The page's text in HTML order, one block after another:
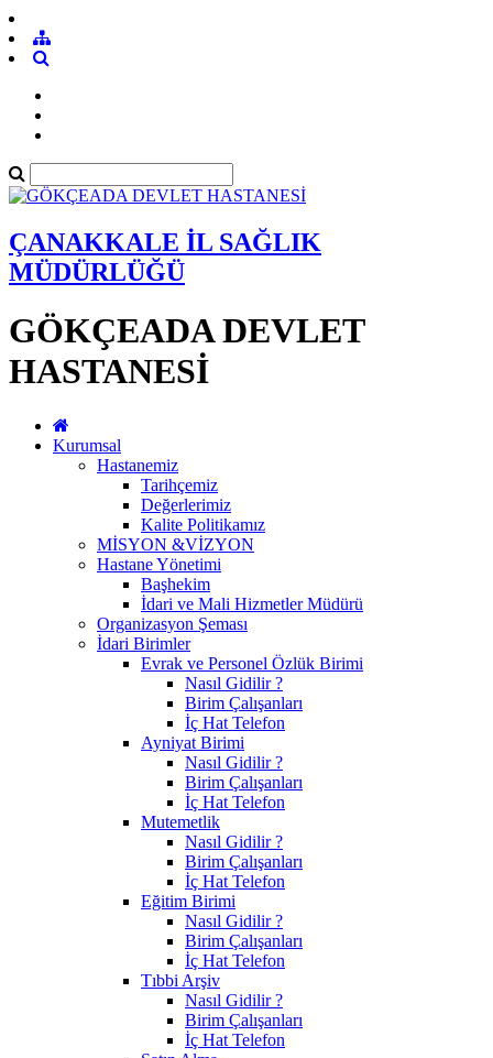
ÇANAKKALE İL SAĞLIK
MÜDÜRLÜĞÜ
GÖKÇEADA DEVLET
HASTANESİ
Kurumsal
Hastanemiz
Tarihçemiz
Değerlerimiz
Kalite Politikamız
MİSYON &VİZYON
Hastane Yönetimi
Başhekim
İdari ve Mali Hizmetler Müdürü
Organizasyon Şeması
İdari Birimler
Evrak ve Personel Özlük Birimi
Nasıl Gidilir ?
Birim Çalışanları
İç Hat Telefon
Ayniyat Birimi
Nasıl Gidilir ?
Birim Çalışanları
İç Hat Telefon
Mutemetlik
Nasıl Gidilir ?
Birim Çalışanları
İç Hat Telefon
Eğitim Birimi
Nasıl Gidilir ?
Birim Çalışanları
İç Hat Telefon
Tıbbi Arşiv
Nasıl Gidilir ?
Birim Çalışanları
İç Hat Telefon